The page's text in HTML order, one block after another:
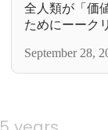
全人類が「価
ためにーーク
September 28,